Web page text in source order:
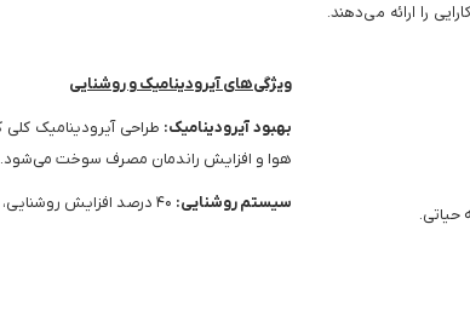
ویژگی‌های آیرودینامیک و روشنایی
بهبود آیرودینامیک:
هوا و افزایش راندمان مصرف سوخت می‌شود.
سیستم روشنایی: